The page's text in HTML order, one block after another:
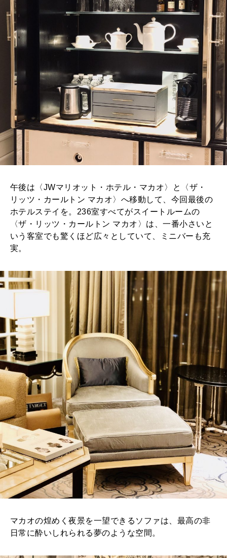
午後は〈JWマリオット・ホテル・マカオ〉と〈ザ・
リッツ・カールトン マカオ〉へ移動して、今回最後の
ホテルステイを。236室すべてがスイートルームの
〈ザ・リッツ・カールトン マカオ〉は、一番小さいと
いう客室でも驚くほど広々としていて、ミニバーも充
実。
マカオの煌めく夜景を一望できるソファは、最高の非
日常に酔いしれられる夢のような空間。